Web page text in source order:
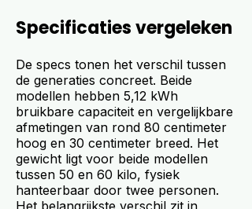
Specificaties vergeleken
De specs tonen het verschil tussen
de generaties concreet. Beide
modellen hebben 5,12 kWh
bruikbare capaciteit en vergelijkbare
afmetingen van rond 80 centimeter
hoog en 30 centimeter breed. Het
gewicht ligt voor beide modellen
tussen 50 en 60 kilo, fysiek
hanteerbaar door twee personen.
Het belangrijkste verschil zit in